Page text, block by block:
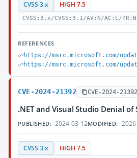
CVSS 3.x HIGH 7.5
CVSS:3.x/CVSS:3.1/AV:N/AC:L/
REFERENCES
https://msrc.microsoft.com/
https://msrc.microsoft.com/
CVE-2024-21392 CVE-2024-21392
.NET and Visual Studio Denial
PUBLISHED: 2024-03-12MODIFIED:
CVSS 3.x HIGH 7.5